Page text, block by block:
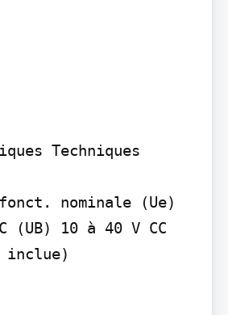
Techniques
nominale (Ue)
(UB) 10 à 40 V CC
inclue)